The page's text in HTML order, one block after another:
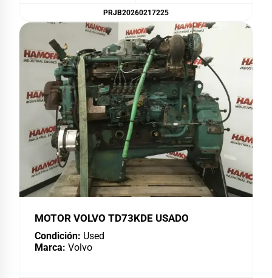
PRJB20260217225
MOTOR VOLVO TD73KDE USADO
Condición: Used
Marca: Volvo